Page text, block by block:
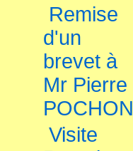
Remise
d'un
brevet à
Mr Pierre
POCHON
Visite